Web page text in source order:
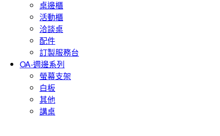
桌邊櫃
活動櫃
洽談桌
配件
訂製服務台
OA-週邊系列
螢幕支架
白板
其他
講桌